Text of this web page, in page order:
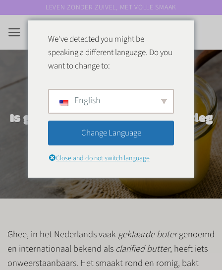
inhoud
LEVEN ZONDER ZUIVEL, MET VOLLE SMAAK
BLOG
Is ghee lactosevrij? Heldere uitleg
Ghee, in het Nederlands vaak geklaarde botergenoemd
en internationaal bekend als clarified butter, heeft iets
onweerstaanbaars. Het smaakt rond en romig, bakt
We've detected you might be
speaking a different language. Do you
want to change to:
English
Change Language
Close and do not switch language